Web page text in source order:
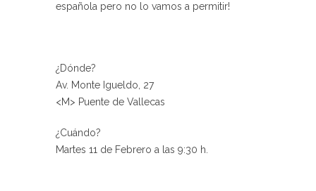
española pero no lo vamos a permitir!
¿Dónde?
Av. Monte Igueldo, 27
<M> Puente de Vallecas
¿Cuándo?
Martes 11 de Febrero a las 9:30 h.